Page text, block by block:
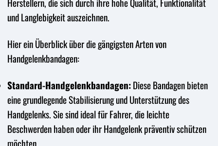
Herstellern, die sich durch ihre hohe Qualität, Funktionalität
und Langlebigkeit auszeichnen.
Hier ein Überblick über die gängigsten Arten von
Handgelenkbandagen:
Standard-Handgelenkbandagen:Diese Bandagen bieten
eine grundlegende Stabilisierung und Unterstützung des
Handgelenks. Sie sind ideal für Fahrer, die leichte
Beschwerden haben oder ihr Handgelenk präventiv schützen